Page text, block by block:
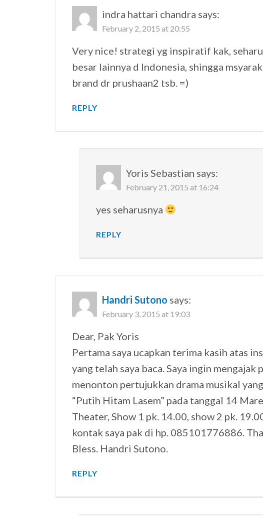
indra hattari chandra says:
February 2, 2015 at 20:55
Very nice! strategi yg inspiratif kak,
besar lainnya d Indonesia, shingga
brand dr prushaan2 tsb. =)
REPLY
Yoris Sebastian says:
February 21, 2015 at 16:24
yes seharusnya
REPLY
Handri Sutono says:
February 3, 2015 at 19:03
Dear, Pak Yoris
Pertama saya ucapkan terima kasih atas
yang telah saya baca. Saya ingin
menonton pertujukkan drama musikal
“Putih Hitam Lasem” pada tanggal 14
Theater, Show 1 pk. 14.00, show 2 pk.
kontak saya pak di hp. 085101776886.
Bless. Handri Sutono.
REPLY